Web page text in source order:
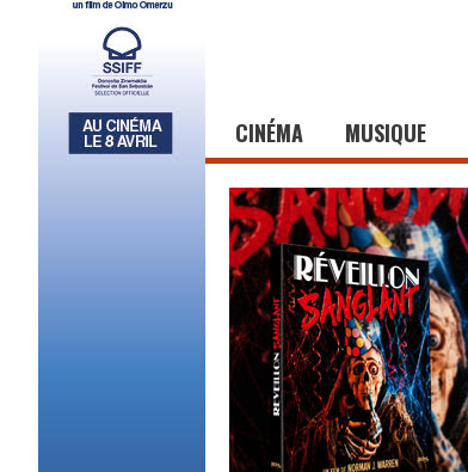
CINÉMA MUSIQUE